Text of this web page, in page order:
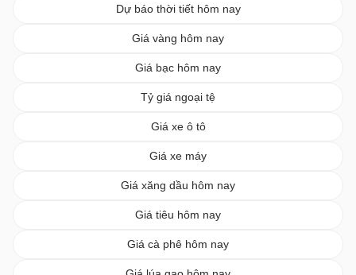
Dự báo thời tiết hôm nay
Giá vàng hôm nay
Giá bạc hôm nay
Tỷ giá ngoại tệ
Giá xe ô tô
Giá xe máy
Giá xăng dầu hôm nay
Giá tiêu hôm nay
Giá cà phê hôm nay